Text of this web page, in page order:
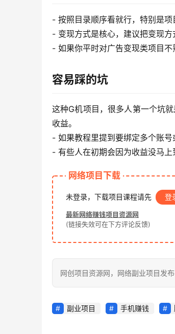
- 按照目录顺序看就行，特别是项
- 变现方式是核心，建议把变现方
- 如果你平时对广告变现类项目
容易踩的坑
这种G机项目，很多人第一个坑
收益。
- 如果教程里提到要绑定多个账号
- 有些人在初期会因为收益没马
网络项目下载
未登录，下载项目课程请先 登
最新网络赚钱项目资源网
(链接失效可在下方评论反馈)
网创项目资源网，网络副业项目发
副业项目 手机赚钱